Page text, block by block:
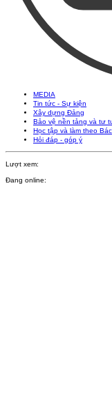
MEDIA
Tin tức - Sự kiện
Xây dựng Đảng
Bảo vệ nền tảng và tư
Học tập và làm theo Bác
Hỏi đáp - góp ý
Lượt xem:
Đang online: